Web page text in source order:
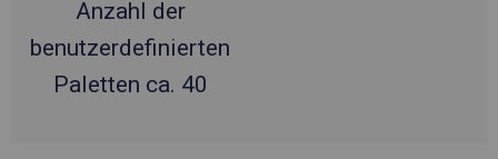
Anzahl der
benutzerdefinierten
Paletten ca. 40